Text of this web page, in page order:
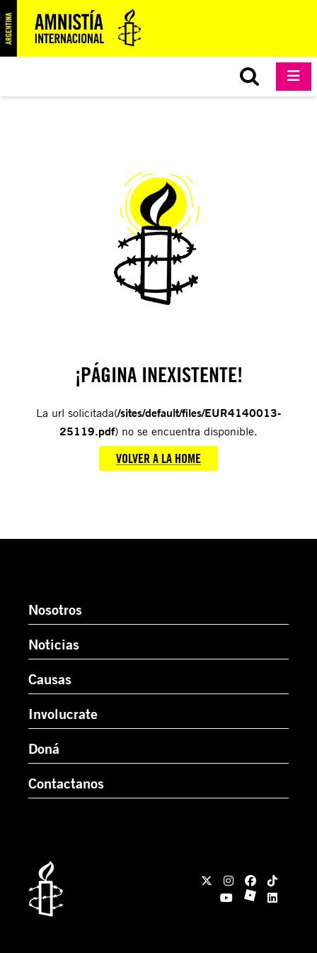
¡PÁGINA INEXISTENTE!
La url solicitada(/sites/default/files/EUR4140013-
25119.pdf) no se encuentra disponible.
VOLVER A LA HOME
Nosotros
Noticias
Causas
Involucrate
Doná
Contactanos